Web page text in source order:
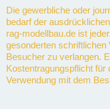
Die gewerbliche oder
bedarf der
rag-modellbau.de ist
gesonderten schriftlichen
Besucher zu verlangen.
Kostentragungspflicht für
Verwendung mit dem